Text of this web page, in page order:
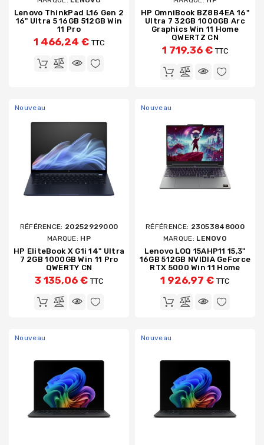
Lenovo ThinkPad L16 Gen 2
16" Ultra 5 16GB 512GB Win
11 Pro
1 466,24 € TTC
HP OmniBook BZ8B4EA 16"
Ultra 7 32GB 1000GB Arc
Graphics Win 11 Home
QWERTZ CN
1 719,36 € TTC
Nouveau
RÉFÉRENCE: 20252929000
MARQUE: HP
HP EliteBook X G1i 14" Ultra
7 2GB 1000GB Win 11 Pro
QWERTY CN
3 135,06 € TTC
Nouveau
RÉFÉRENCE: 23053848000
MARQUE: LENOVO
Lenovo LOQ 15AHP11 15,3"
16GB 512GB NVIDIA GeForce
RTX 5000 Win 11 Home
1 926,97 € TTC
Nouveau Nouveau